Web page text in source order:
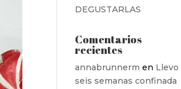
DEGUSTARLAS
Comentarios
recientes
annabrunnerm en Llevo
seis semanas confinada